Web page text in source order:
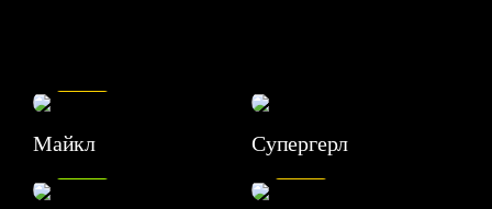
Майкл Супергерл
8.2 7.1